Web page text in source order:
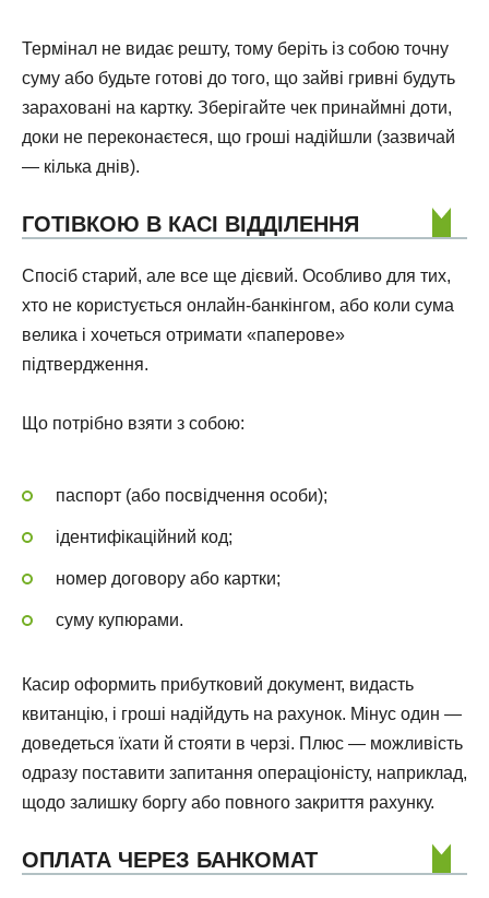
Термінал не видає решту, тому беріть із собою точну
суму або будьте готові до того, що зайві гривні будуть
зараховані на картку. Зберігайте чек принаймні доти,
доки не переконаєтеся, що гроші надійшли (зазвичай
— кілька днів).
ГОТІВКОЮ В КАСІ ВІДДІЛЕННЯ
Спосіб старий, але все ще дієвий. Особливо для тих,
хто не користується онлайн-банкінгом, або коли сума
велика і хочеться отримати «паперове»
підтвердження.
Що потрібно взяти з собою:
паспорт (або посвідчення особи);
ідентифікаційний код;
номер договору або картки;
суму купюрами.
Касир оформить прибутковий документ, видасть
квитанцію, і гроші надійдуть на рахунок. Мінус один —
доведеться їхати й стояти в черзі. Плюс — можливість
одразу поставити запитання операціоністу, наприклад,
щодо залишку боргу або повного закриття рахунку.
ОПЛАТА ЧЕРЕЗ БАНКОМАТ